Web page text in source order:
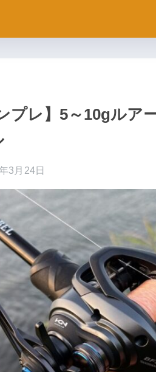
プレ】5～10gルア
3月24日